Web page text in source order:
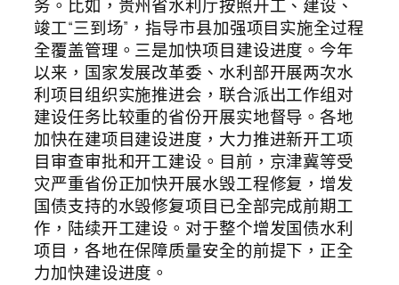
务。比如，贵州省水利厅按照开工、建设、
竣工“三到场”，指导市县加强项目实施全过程
全覆盖管理。三是加快项目建设进度。今年
以来，国家发展改革委、水利部开展两次水
利项目组织实施推进会，联合派出工作组对
建设任务比较重的省份开展实地督导。各地
加快在建项目建设进度，大力推进新开工项
目审查审批和开工建设。目前，京津冀等受
灾严重省份正加快开展水毁工程修复，增发
国债支持的水毁修复项目已全部完成前期工
作，陆续开工建设。对于整个增发国债水利
项目，各地在保障质量安全的前提下，正全
力加快建设进度。